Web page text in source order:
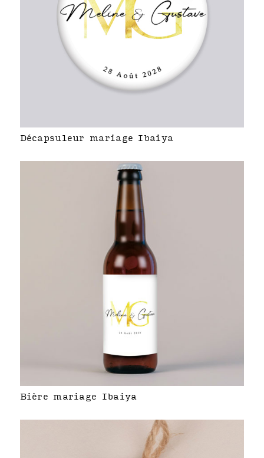
Décapsuleur mariage Ibaiya
Bière mariage Ibaiya